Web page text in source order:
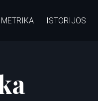
ISTORIJOS